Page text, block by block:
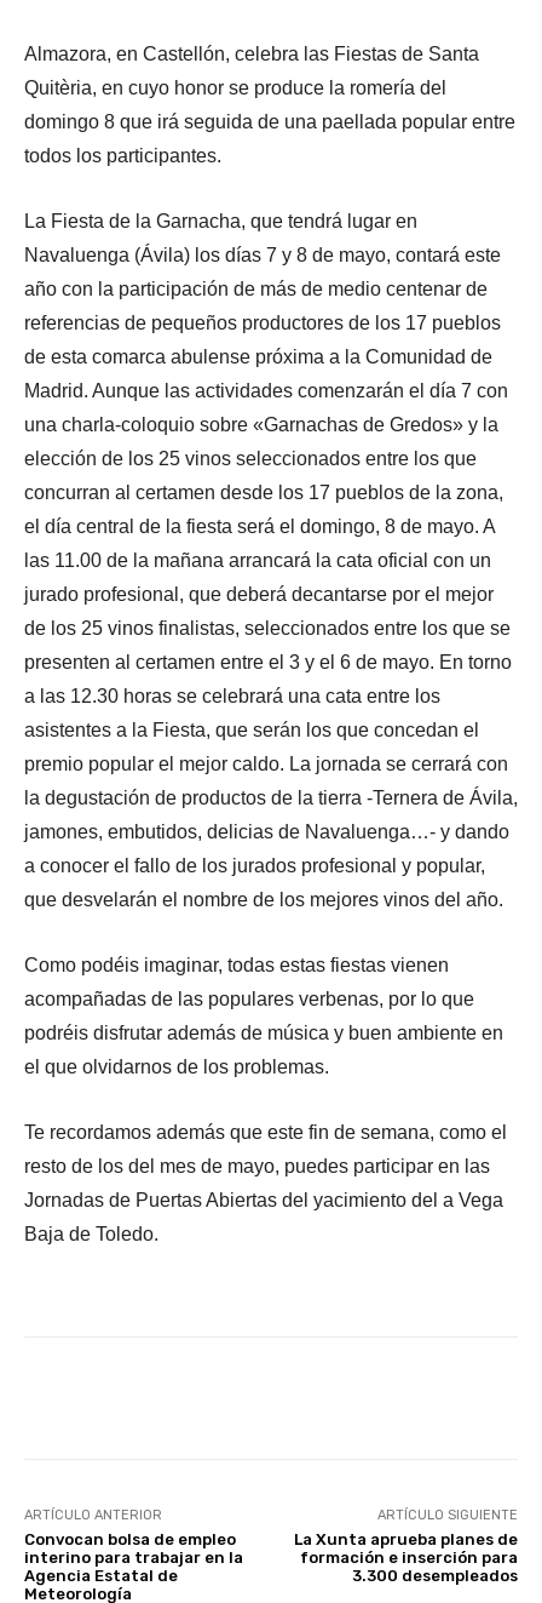
Almazora, en Castellón, celebra las Fiestas de Santa
Quitèria, en cuyo honor se produce la romería del
domingo 8 que irá seguida de una paellada popular entre
todos los participantes.
La Fiesta de la Garnacha, que tendrá lugar en
Navaluenga (Ávila) los días 7 y 8 de mayo, contará este
año con la participación de más de medio centenar de
referencias de pequeños productores de los 17 pueblos
de esta comarca abulense próxima a la Comunidad de
Madrid. Aunque las actividades comenzarán el día 7 con
una charla-coloquio sobre «Garnachas de Gredos» y la
elección de los 25 vinos seleccionados entre los que
concurran al certamen desde los 17 pueblos de la zona,
el día central de la fiesta será el domingo, 8 de mayo. A
las 11.00 de la mañana arrancará la cata oficial con un
jurado profesional, que deberá decantarse por el mejor
de los 25 vinos finalistas, seleccionados entre los que se
presenten al certamen entre el 3 y el 6 de mayo. En torno
a las 12.30 horas se celebrará una cata entre los
asistentes a la Fiesta, que serán los que concedan el
premio popular el mejor caldo. La jornada se cerrará con
la degustación de productos de la tierra -Ternera de Ávila,
jamones, embutidos, delicias de Navaluenga…- y dando
a conocer el fallo de los jurados profesional y popular,
que desvelarán el nombre de los mejores vinos del año.
Como podéis imaginar, todas estas fiestas vienen
acompañadas de las populares verbenas, por lo que
podréis disfrutar además de música y buen ambiente en
el que olvidarnos de los problemas.
Te recordamos además que este fin de semana, como el
resto de los del mes de mayo, puedes participar en las
Jornadas de Puertas Abiertas del yacimiento del a Vega
Baja de Toledo.
ARTÍCULO ANTERIOR
Convocan bolsa de empleo
interino para trabajar en la
Agencia Estatal de
Meteorología
ARTÍCULO SIGUIENTE
La Xunta aprueba planes de
formación e inserción para
3.300 desempleados